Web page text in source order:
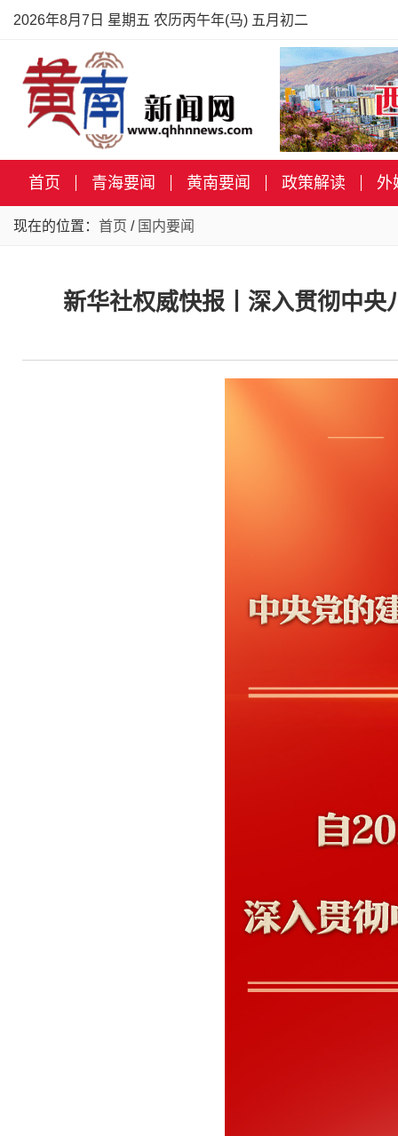
2026年8月7日 星期五 农历丙午年(马) 五月初二
首页 青海要闻 黄南要闻 政策解读 外
现在的位置： 首页 / 国内要闻
新华社权威快报丨深入贯彻中